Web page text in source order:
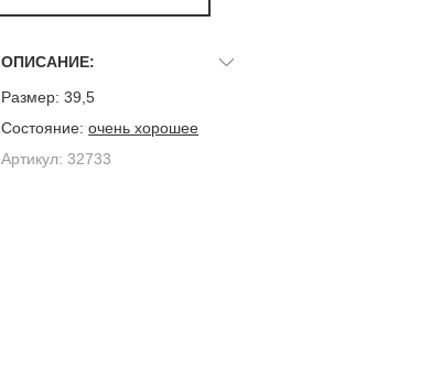
ОПИСАНИЕ:
Размер: 39,5
Состояние: очень хорошее
Артикул: 32733